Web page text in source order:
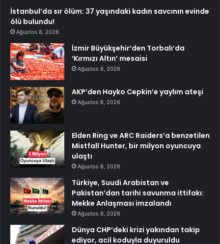
İstanbul’da sır ölüm: 37 yaşındaki kadın savcının evinde
ölü bulundu!
Ağustos 8, 2026
İzmir Büyükşehir’den Torbalı’da
‘Kırmızı Altın’ mesaisi
Ağustos 8, 2026
AKP’den Hayko Cepkin’e yaylım ateşi
Ağustos 8, 2026
Elden Ring ve ARC Raiders’a benzetilen
Mistfall Hunter, bir milyon oyuncuya
ulaştı
Ağustos 8, 2026
Türkiye, Suudi Arabistan ve
Pakistan’dan tarihi savunma ittifakı:
Mekke Anlaşması imzalandı
Ağustos 8, 2026
Dünya CHP’deki krizi yakından takip
ediyor, acil koduyla duyuruldu